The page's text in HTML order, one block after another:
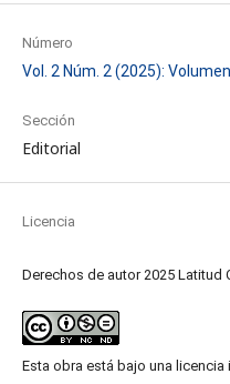
Número
Vol. 2 Núm. 2 (2025):
Sección
Editorial
Licencia
Derechos de autor 2025 Latitud
Esta obra está bajo una licencia